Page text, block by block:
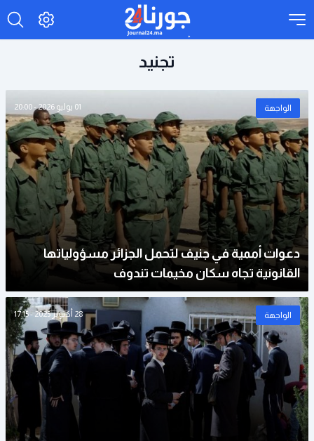
تجنيد
الواجهة 01 يوليو 2026 - 20:00
دعوات أممية في جنيف لتحمل الجزائر مسؤولياتها
القانونية تجاه سكان مخيمات تندوف
الواجهة 28 أكتوبر 2025 - 17:15